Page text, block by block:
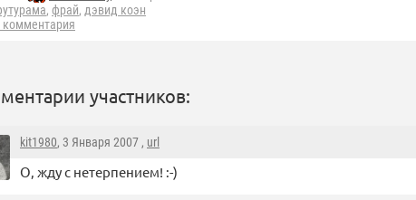
, фрай, дэвид коэн
комментария
участников:
kit1980, 3 Января 2007 , url
О, жду с нетерпением! :-)